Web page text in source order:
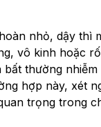
nhỏ, dậy thì
vô kinh hoặc
bất thường nhiễm
hợp này, xét
trọng trong